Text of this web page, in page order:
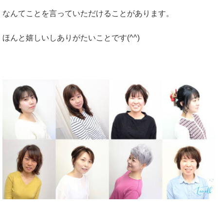
なんてことを言っていただけることがあります。
ほんと嬉しいしありがたいことです(^^)